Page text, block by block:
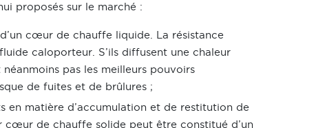
proposés sur le marché :
cœur de chauffe liquide. La résistance
caloporteur. S’ils diffusent une chaleur
pas les meilleurs pouvoirs
de fuites et de brûlures ;
en matière d’accumulation et de restitution de
cœur de chauffe solide peut être constitué d’un